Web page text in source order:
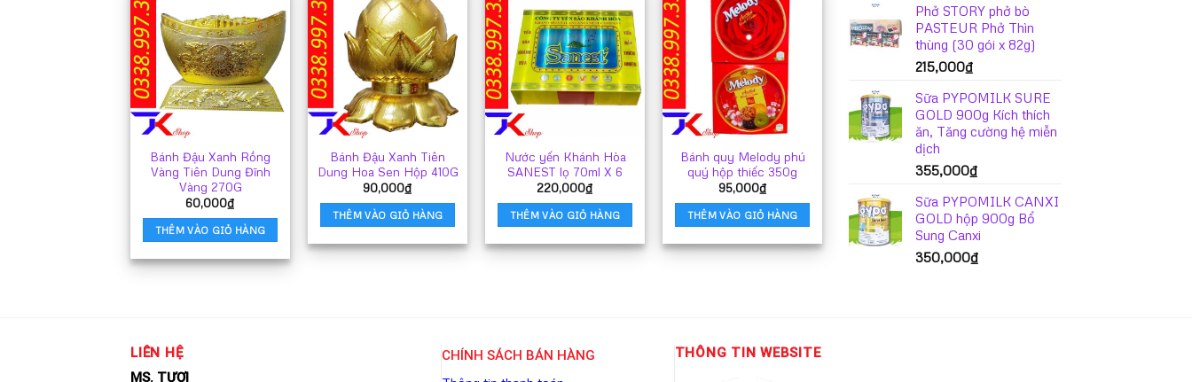
Bánh Đậu Xanh Rồng
Vàng Tiên Dung Đĩnh
Vàng 270G
60,000₫
THÊM VÀO GIỎ HÀNG
Bánh Đậu Xanh Tiên
Dung Hoa Sen Hộp 410G
90,000₫
THÊM VÀO GIỎ HÀNG
Nước yến Khánh Hòa
SANEST lọ 70ml X 6
220,000₫
THÊM VÀO GIỎ HÀNG
Bánh quy Melody phú
quý hộp thiếc 350g
95,000₫
THÊM VÀO GIỎ HÀNG
Phở STORY phở bò
PASTEUR Phở Thìn
thùng (30 gói x 82g)
215,000₫
Sữa PYPOMILK SURE
GOLD 900g Kích thích
ăn, Tăng cường hệ miễn
dịch
355,000₫
Sữa PYPOMILK CANXI
GOLD hộp 900g Bổ
Sung Canxi
350,000₫
LIÊN HỆ
MS. TƯƠI
CHÍNH SÁCH BÁN HÀNG
THÔNG TIN WEBSITE